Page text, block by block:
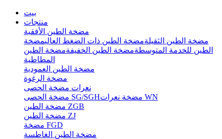
بيت
منتجات
مضخة الطين الأفقية
مضخة الطين الثقيلةمضخة الطين ذات الضغط العاليمضخة
الطين للخدمة المتوسطةمضخة الطين الخفيفةمضخة الطين
المطاطية
مضخة الطين العمودية
مضخة الرغوة
نعرات مضخة الحصى
مضخة الحصى SG/SGH
مضخة نعرات WN
مضخة الطين ZGB
مضخة الطين ZJ
مضخة FGD
مضخة الطين الغاطسة